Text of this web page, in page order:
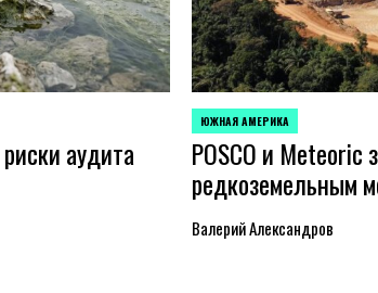
аудита
ОПУБЛИКОВАНО
В
ЮЖНАЯ АМЕРИКА
POSCO и Meteoric
редкоземельным
Валерий Александров